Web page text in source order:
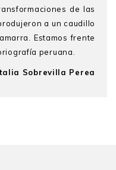
de las
a un caudillo
Estamos frente
peruana.
Sobrevilla Perea